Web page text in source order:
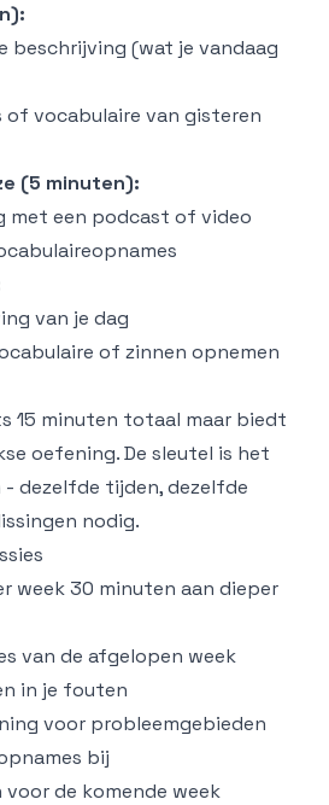
beschrijving (wat je vandaag
of vocabulaire van gisteren
(5 minuten):
met een podcast of video
van je dag
of zinnen opnemen
15 minuten totaal maar biedt
oefening. De sleutel is het
dezelfde tijden, dezelfde
nodig.
week 30 minuten aan dieper
van de afgelopen week
in je fouten
voor probleemgebieden
bij
de komende week